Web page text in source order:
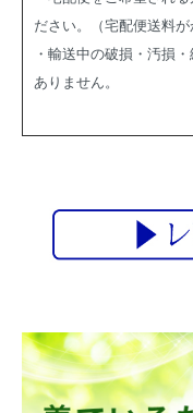
ださい。（宅配便送料が
・輸送中の破損・汚損
ありません。